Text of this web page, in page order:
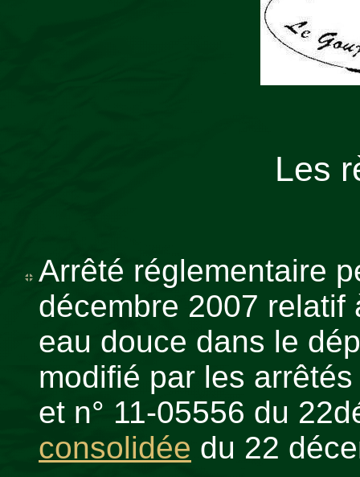
Les
Arrêté réglementaire
décembre 2007
eau douce dans le
modifié par les
et n° 11-05556 du
consolidée du 22